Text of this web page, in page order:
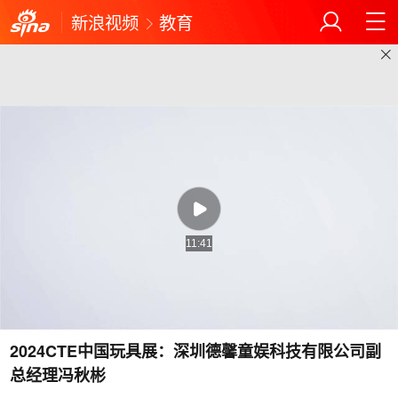
新浪视频 教育
11:41
2024CTE中国玩具展：深圳德馨童娱科技有限公司副
总经理冯秋彬